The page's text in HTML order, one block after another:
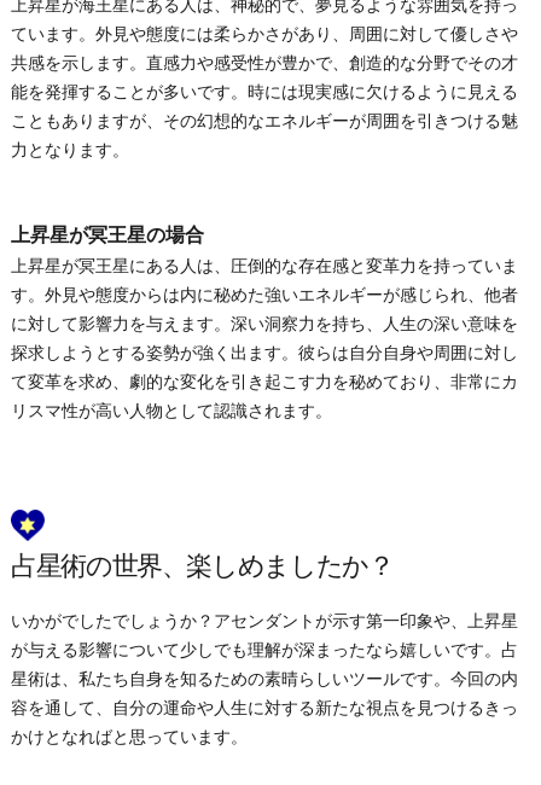
ています。外見や態度には柔らかさがあり、周囲に対して優しさや
共感を示します。直感力や感受性が豊かで、創造的な分野でその才
能を発揮することが多いです。時には現実感に欠けるように見える
こともありますが、その幻想的なエネルギーが周囲を引きつける魅
力となります。
上昇星が冥王星の場合
上昇星が冥王星にある人は、圧倒的な存在感と変革力を持っていま
す。外見や態度からは内に秘めた強いエネルギーが感じられ、他者
に対して影響力を与えます。深い洞察力を持ち、人生の深い意味を
探求しようとする姿勢が強く出ます。彼らは自分自身や周囲に対し
て変革を求め、劇的な変化を引き起こす力を秘めており、非常にカ
リスマ性が高い人物として認識されます。
占星術の世界、楽しめましたか？
いかがでしたでしょうか？アセンダントが示す第一印象や、上昇星
が与える影響について少しでも理解が深まったなら嬉しいです。占
星術は、私たち自身を知るための素晴らしいツールです。今回の内
容を通して、自分の運命や人生に対する新たな視点を見つけるきっ
かけとなればと思っています。